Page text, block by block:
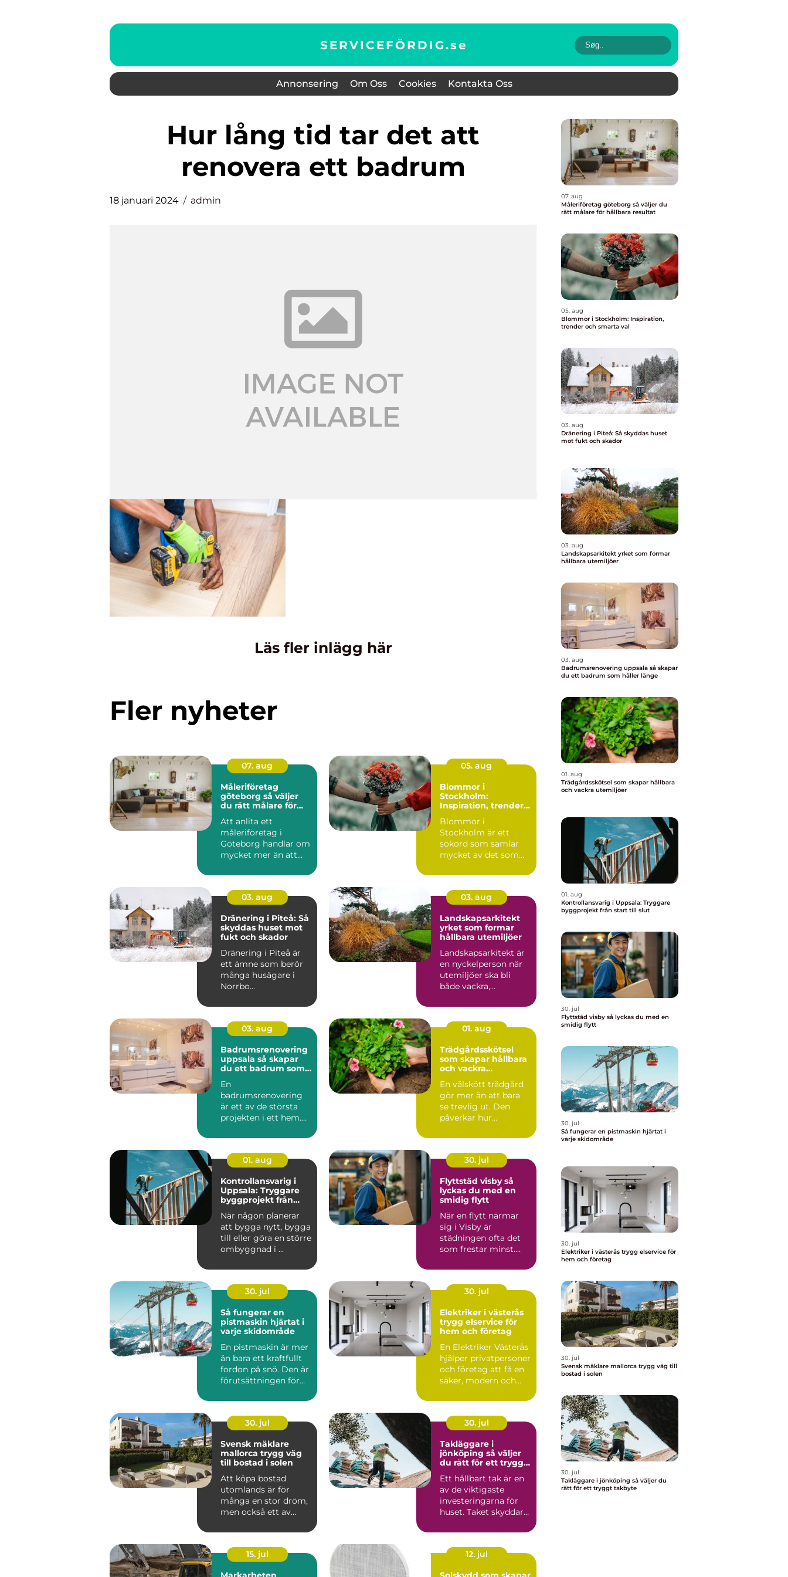
SERVICEFÖRDIG.se
Annonsering Om Oss Cookies Kontakta Oss
hur lång tid tar det att
renovera ett badrum
18 januari 2024 admin
Läs fler inlägg här
Fler nyheter
07. aug
Måleriföretag
göteborg så väljer
du rätt målare för
Att anlita ett
måleriföretag i
Göteborg handlar om
mycket mer än att
väggarna....
05. aug
Blommor i
Stockholm:
Inspiration, trender
Blommor i
Stockholm är ett
sökord som samlar
mycket av det som
levand...
03. aug
Dränering i Piteå: Så
skyddas huset mot
fukt och skador
Dränering i Piteå är
ett ämne som berör
många husägare i
Norrbo...
03. aug
Landskapsarkitekt
yrket som formar
hållbara utemiljöer
Landskapsarkitekt är
en nyckelperson när
utemiljöer ska bli
både vackra,
hållbara ö...
03. aug
Badrumsrenovering
uppsala så skapar
du ett badrum som
En
badrumsrenovering
är ett av de största
projekten i ett hem.
hög, arbetet påverk...
01. aug
Trädgårdsskötsel
som skapar hållbara
och vackra
En välskött trädgård
gör mer än att bara
se trevlig ut. Den
påverkar hur
mycket t...
01. aug
Kontrollansvarig i
Uppsala: Tryggare
byggprojekt från
När någon planerar
att bygga nytt, bygga
till eller göra en större
ombyggnad i ...
30. jul
Flyttstäd visby så
lyckas du med en
smidig flytt
När en flytt närmar
sig i Visby är
städningen ofta det
som frestar minst.
avgörande...
30. jul
Så fungerar en
pistmaskin hjärtat i
varje skidområde
En pistmaskin är mer
än bara ett kraftfullt
fordon på snö. Den är
förutsättningen för
30. jul
Elektriker i västerås
trygg elservice för
hem och företag
En Elektriker Västerås
hjälper privatpersoner
och företag att få en
säker, modern och
30. jul
Svensk mäklare
mallorca trygg väg
till bostad i solen
Att köpa bostad
utomlands är för
många en stor dröm,
men också ett av
Mallorca...
30. jul
Takläggare i
jönköping så väljer
du rätt för ett tryggt
Ett hållbart tak är en
av de viktigaste
investeringarna för
huset. Taket skyddar
15. jul
12. jul
07. aug
Måleriföretag göteborg så väljer du
rätt målare för hållbara resultat
05. aug
Blommor i Stockholm: Inspiration,
trender och smarta val
03. aug
Dränering i Piteå: Så skyddas huset
mot fukt och skador
03. aug
Landskapsarkitekt yrket som formar
hållbara utemiljöer
03. aug
Badrumsrenovering uppsala så skapar
du ett badrum som håller länge
01. aug
Trädgårdsskötsel som skapar hållbara
och vackra utemiljöer
01. aug
Kontrollansvarig i Uppsala: Tryggare
byggprojekt från start till slut
30. jul
Flyttstäd visby så lyckas du med en
smidig flytt
30. jul
Så fungerar en pistmaskin hjärtat i
varje skidområde
30. jul
Elektriker i västerås trygg elservice för
hem och företag
30. jul
Svensk mäklare mallorca trygg väg till
bostad i solen
30. jul
Takläggare i jönköping så väljer du
rätt för ett tryggt takbyte